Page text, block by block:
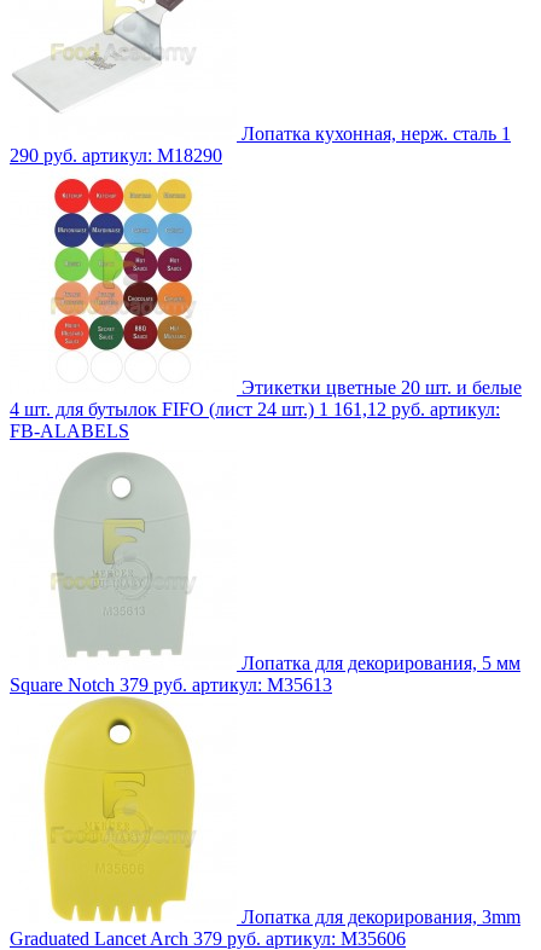
Лопатка кухонная, нерж. сталь 1
290 руб. артикул: M18290
Этикетки цветные 20 шт. и белые
4 шт. для бутылок FIFO (лист 24 шт.) 1 161,12 руб. артикул:
FB-ALABELS
Лопатка для декорирования, 5 мм
Square Notch 379 руб. артикул: M35613
Лопатка для декорирования, 3mm
Graduated Lancet Arch 379 руб. артикул: M35606